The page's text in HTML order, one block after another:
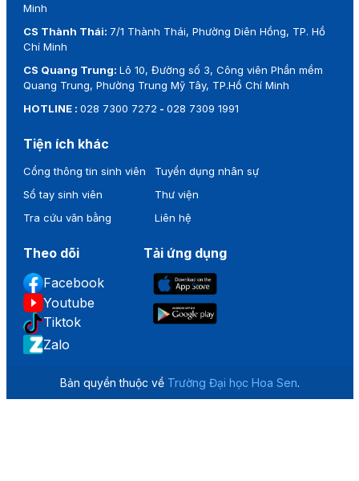
Minh
CS Thành Thái: 7/1 Thành Thái, Phường Diên Hồng, TP. Hồ
Chí Minh
CS Quang Trung:Lô 10, Đường số 3, Công viên Phần mềm
Quang Trung, Phường Trung Mỹ Tây, TP.Hồ Chí Minh
HOTLINE :028 7300 7272 -028 7309 1991
Tiện ích khác
Cổng thông tin sinh viên
Sổ tay sinh viên
Tra cứu văn bằng
Tuyển dụng nhân sự
Thư viện
Liên hệ
Theo dõi
Facebook
Youtube
Tiktok
Zalo
Tải ứng dụng
Bản quyền thuộc về Trường Đại học Hoa Sen.